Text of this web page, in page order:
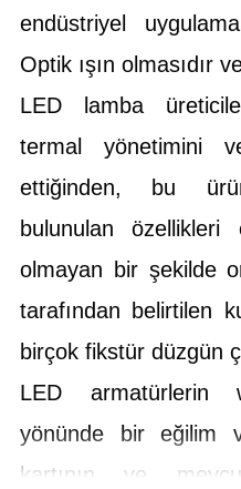
endüstriyel
Optik ışın olmasıdır
LED lamba
termal yönetimini
ettiğinden, bu
bulunulan
olmayan bir şekilde
tarafından belirtilen
birçok fikstür düzgün
LED armatürlerin
yönünde bir eğilim
kartının ve